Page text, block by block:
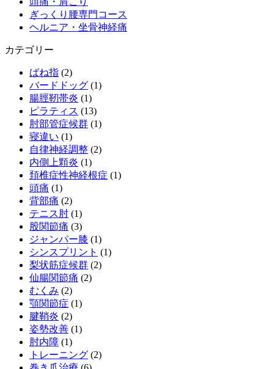
ぎっくり腰専門コース
ヘルニア・坐骨神経痛
カテゴリー
ばね指 (2)
バードドッグ (1)
腸脛靭帯炎 (1)
ピラティス (13)
肘部管症候群 (1)
寝違い (1)
自律神経調整 (2)
内側上顆炎 (1)
頚椎症性神経根症 (1)
頭痛 (1)
背部痛 (2)
テニス肘 (1)
股関節痛 (3)
ジャンパー膝 (1)
シンスプリント (1)
梨状筋症候群 (2)
仙腸関節痛 (2)
むくみ (2)
顎関節症 (1)
腱鞘炎 (2)
姿勢改善 (1)
肘内障 (1)
トレーニング (2)